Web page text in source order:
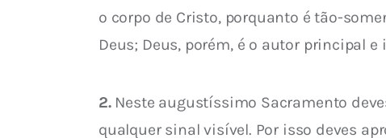
o corpo de Cristo, porquanto é tão-
Deus; Deus, porém, é o autor principal
2. Neste augustíssimo Sacramento
qualquer sinal visível. Por isso deves